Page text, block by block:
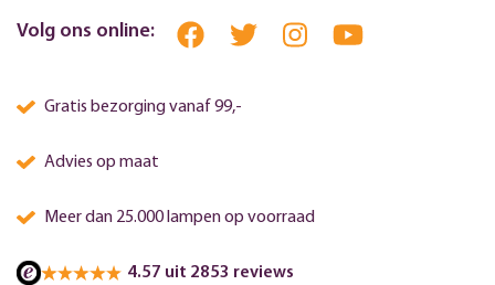
Volg ons online:
Gratis bezorging vanaf 99,-
Advies op maat
Meer dan 25.000 lampen op voorraad
4.57 uit 2853 reviews